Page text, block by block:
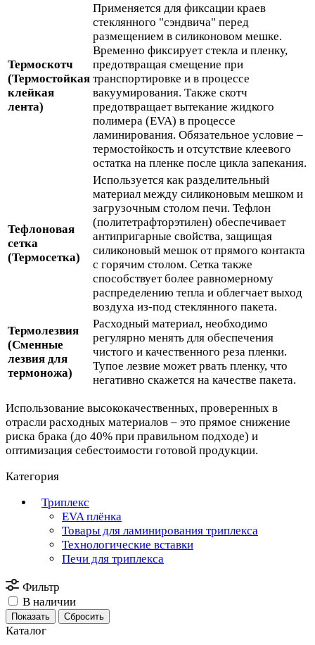
Термоскотч
(Термостойкая
клейкая
лента)
Применяется для фиксации краев
стеклянного "сэндвича" перед
размещением в силиконовом мешке.
Временно фиксирует стекла и пленку,
предотвращая смещение при
транспортировке и в процессе
вакуумирования. Также скотч
предотвращает вытекание жидкого
полимера (EVA) в процессе
ламинирования. Обязательное условие –
термостойкость и отсутствие клеевого
остатка на пленке после цикла запекания.
Тефлоновая
сетка
(Термосетка)
Используется как разделительный
материал между силиконовым мешком и
загрузочным столом печи. Тефлон
(политетрафторэтилен) обеспечивает
антипригарные свойства, защищая
силиконовый мешок от прямого контакта
с горячим столом. Сетка также
способствует более равномерному
распределению тепла и облегчает выход
воздуха из-под стеклянного пакета.
Термолезвия
(Сменные
лезвия для
термоножа)
Расходный материал, необходимо
регулярно менять для обеспечения
чистого и качественного реза пленки.
Тупое лезвие может рвать пленку, что
негативно скажется на качестве пакета.
Использование высококачественных, проверенных в
отрасли расходных материалов – это прямое снижение
риска брака (до 40% при правильном подходе) и
оптимизация себестоимости готовой продукции.
Категория
Триплекс
EVA плёнка
Товары для ламинирования триплекса
Технологические вставки
Печи для триплекса
Фильтр
В наличии
Сбросить
Каталог